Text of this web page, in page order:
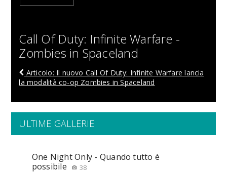
Call Of Duty: Infinite Warfare -
Zombies in Spaceland
Articolo: Il nuovo Call Of Duty: Infinite Warfare lancia
la modalità co-op Zombies in Spaceland
ULTIME GALLERIE
One Night Only - Quando tutto è
possibile
38